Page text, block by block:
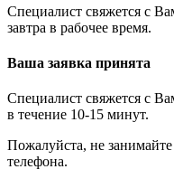
Специалист свяжется с
завтра в рабочее время.
Ваша заявка принята
Специалист свяжется с
в течение 10-15 минут.
Пожалуйста, не
телефона.